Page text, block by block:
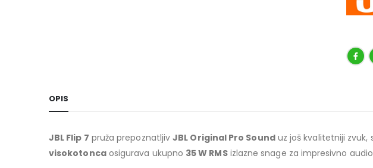
OPIS
JBL Flip 7 pruža prepoznatljivJBL Original Pro Sounduz još kvalitetniji zvuk,
visokotoncaosigurava ukupno 35 W RMSizlazne snage za impresivno